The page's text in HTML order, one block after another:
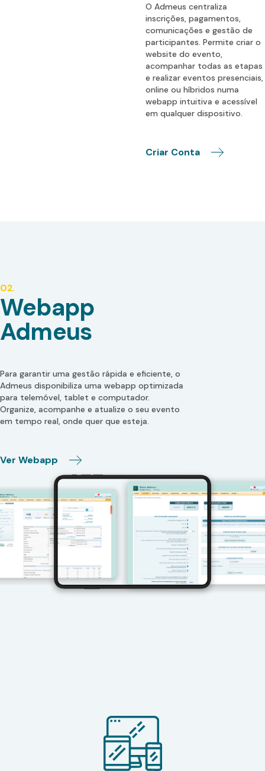
O Admeus centraliza
inscrições, pagamentos,
comunicações e gestão de
participantes. Permite criar o
website do evento,
acompanhar todas as etapas
e realizar eventos presenciais,
online ou híbridos numa
webapp intuitiva e acessível
em qualquer dispositivo.
Criar Conta
02.
Webapp
Admeus
Para garantir uma gestão rápida e eficiente, o
Admeus disponibiliza uma webapp optimizada
para telemóvel, tablet e computador.
Organize, acompanhe e atualize o seu evento
em tempo real, onde quer que esteja.
Ver Webapp